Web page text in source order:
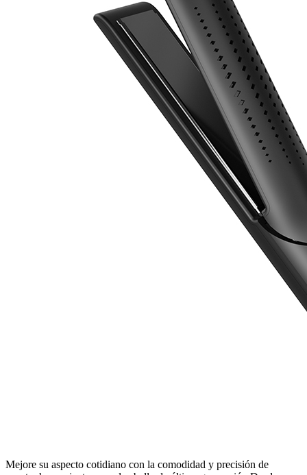
Mejore su aspecto cotidiano con la comodidad y precisión de